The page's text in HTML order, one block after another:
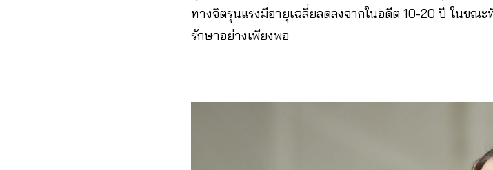
ทางจิตรุนแรงมีอายุเฉลี่ยลดลงจากในอดีต 10-20 ปี ในขณ
รักษาอย่างเพียงพอ